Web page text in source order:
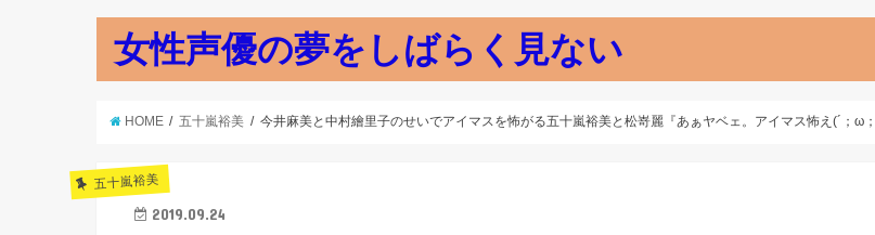
女性声優の夢をしばらく見ない
HOME 五十嵐裕美 今井麻美と中村繪里子のせいでアイマスを怖がる五十嵐裕美と松嵜麗『あぁヤベェ。アイマス怖え(´；ω；
五十嵐裕美
2019.09.24